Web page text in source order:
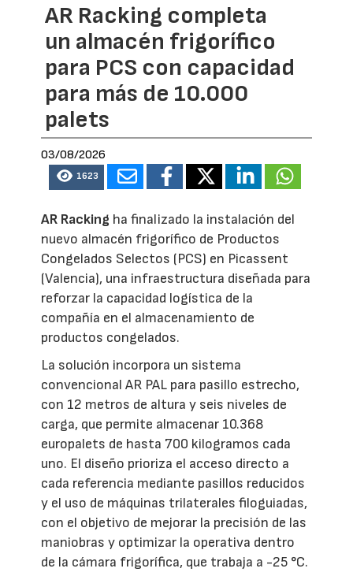
AR Racking completa
un almacén frigorífico
para PCS con capacidad
para más de 10.000
palets
03/08/2026
1623
AR Racking ha finalizado la instalación del
nuevo almacén frigorífico de Productos
Congelados Selectos (PCS) en Picassent
(Valencia), una infraestructura diseñada para
reforzar la capacidad logística de la
compañía en el almacenamiento de
productos congelados.
La solución incorpora un sistema
convencional AR PAL para pasillo estrecho,
con 12 metros de altura y seis niveles de
carga, que permite almacenar 10.368
europalets de hasta 700 kilogramos cada
uno. El diseño prioriza el acceso directo a
cada referencia mediante pasillos reducidos
y el uso de máquinas trilaterales filoguiadas,
con el objetivo de mejorar la precisión de las
maniobras y optimizar la operativa dentro
de la cámara frigorífica, que trabaja a -25 °C.